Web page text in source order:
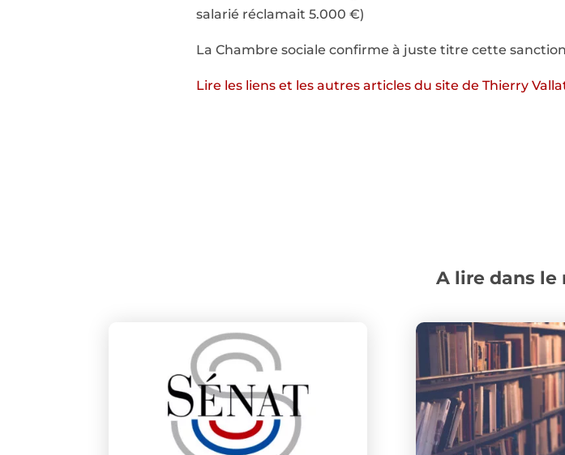
salarié réclamait 5.000 €)
La Chambre sociale confirme à juste titre cette
Lire les liens et les autres articles du site de Thierry
A lire dans le